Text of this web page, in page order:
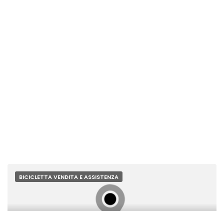
BICICLETTA VENDITA E ASSISTENZA